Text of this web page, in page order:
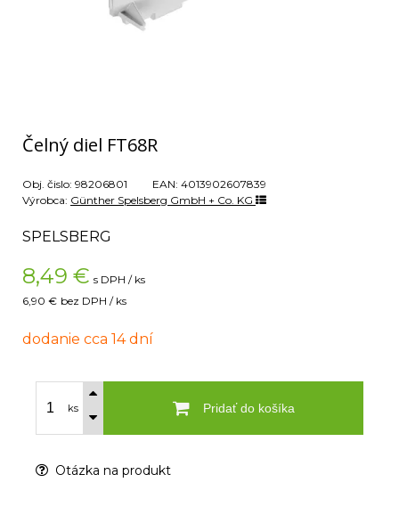
Čelný diel FT68R
Obj. čislo: 98206801 EAN: 4013902607839
Výrobca: Günther Spelsberg GmbH + Co. KG
SPELSBERG
8,49 € s DPH / ks
6,90 € bez DPH / ks
dodanie cca 14 dní
ks Pridať do košíka
Otázka na produkt